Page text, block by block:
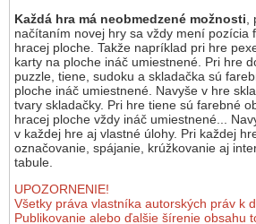
Každá hra má neobmedzené možnosti
načítaním novej hry sa vždy mení pozícia
hracej ploche. Takže napríklad pri hre
karty na ploche ináč umiestnené. Pri hre
puzzle, tiene, sudoku a skladačka sú
ploche ináč umiestnené. Navyše v hre
tvary skladačky. Pri hre tiene sú farebné
hracej ploche vždy ináč umiestnené...
v každej hre aj vlastné úlohy. Pri každej
označovanie, spájanie, krúžkovanie aj
tabule.
UPOZORNENIE!
Všetky práva vlastníka autorských práv k
Publikovanie alebo ďalšie šírenie obsahu